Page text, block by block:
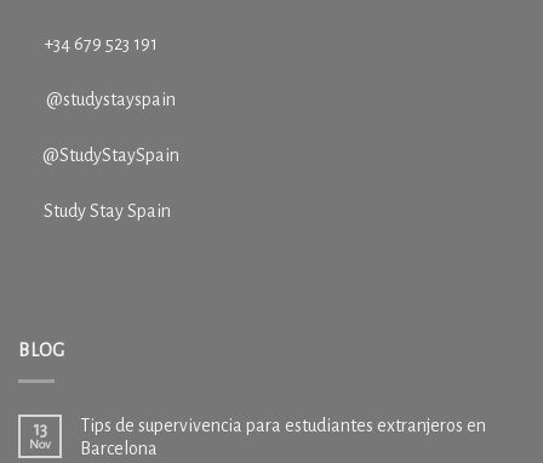
+34 679 523 191
@studystayspain
@StudyStaySpain
Study Stay Spain
BLOG
13
Nov
Tips de supervivencia para estudiantes extranjeros en
Barcelona